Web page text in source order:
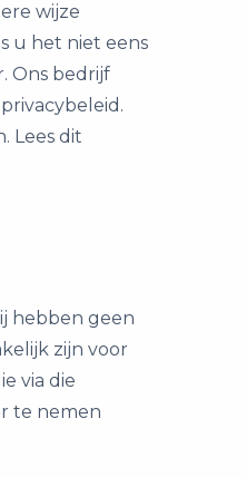
wijze
u het niet eens
Ons bedrijf
Lees dit
hebben geen
zijn voor
via die
te nemen